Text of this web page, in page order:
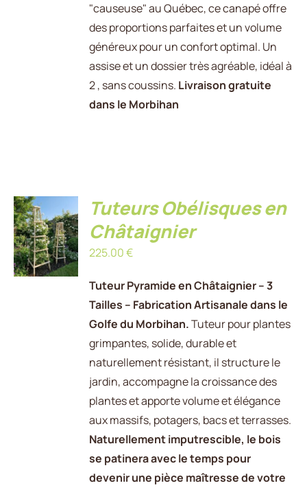
"causeuse" au Québec, ce canapé offre
des proportions parfaites et un volume
généreux pour un confort optimal. Un
assise et un dossier très agréable, idéal à
2 , sans coussins. Livraison gratuite
dans le Morbihan
AJOUTER
AU
PANIER
/
DÉTAILS
Tuteurs Obélisques en
Châtaignier
225.00€
Tuteur Pyramide en Châtaignier – 3
Tailles – Fabrication Artisanale dans le
Golfe du Morbihan.Tuteur pour plantes
grimpantes, solide, durable et
naturellement résistant, il structure le
jardin, accompagne la croissance des
plantes et apporte volume et élégance
aux massifs, potagers, bacs et terrasses.
Naturellement imputrescible, le bois
se patinera avec le temps pour
devenir une pièce maîtresse de votre